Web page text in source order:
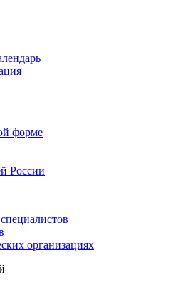
форме
России
организациях